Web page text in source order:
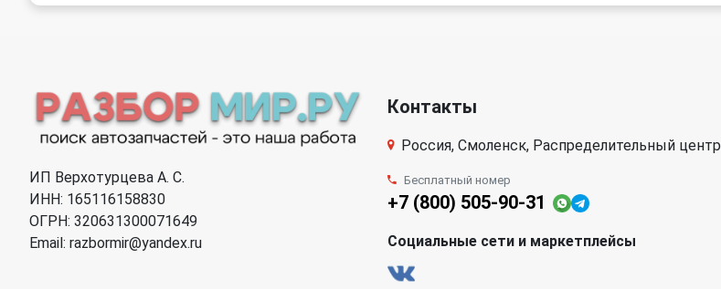
ИП Верхотурцева А. С.
ИНН: 165116158830
ОГРН: 320631300071649
Email: razbormir@yandex.ru
Контакты
Россия, Смоленск, Распределительный центр
Бесплатный номер
+7 (800) 505-90-31
Социальные сети и маркетплейсы